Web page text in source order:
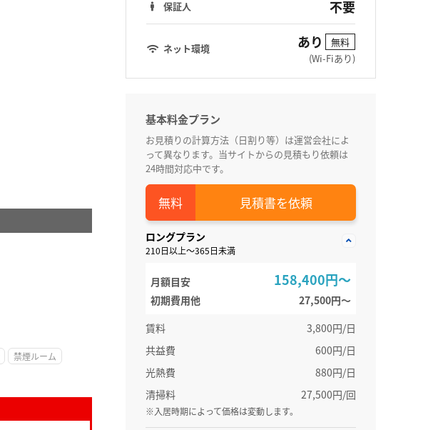
禁煙ルーム
保証人 不要
ネット環境 あり
無料
(Wi-Fiあり)
基本料金プラン
お見積りの計算方法（日割り等）は運営会社によ
って異なります。当サイトからの見積もり依頼は
24時間対応中です。
見積書を依頼
ロングプラン
210日以上～365日未満
月額目安 158,400円～
初期費用他
27,500円〜
賃料
3,800円/日
共益費
600円/日
光熱費
880円/日
清掃料
27,500円/回
※入居時期によって価格は変動します。